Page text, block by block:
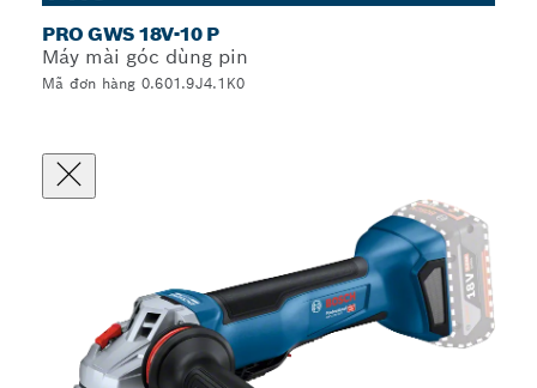
PRO GWS 18V-10 P
Máy mài góc dùng pin
Mã đơn hàng 0.601.9J4.1K0